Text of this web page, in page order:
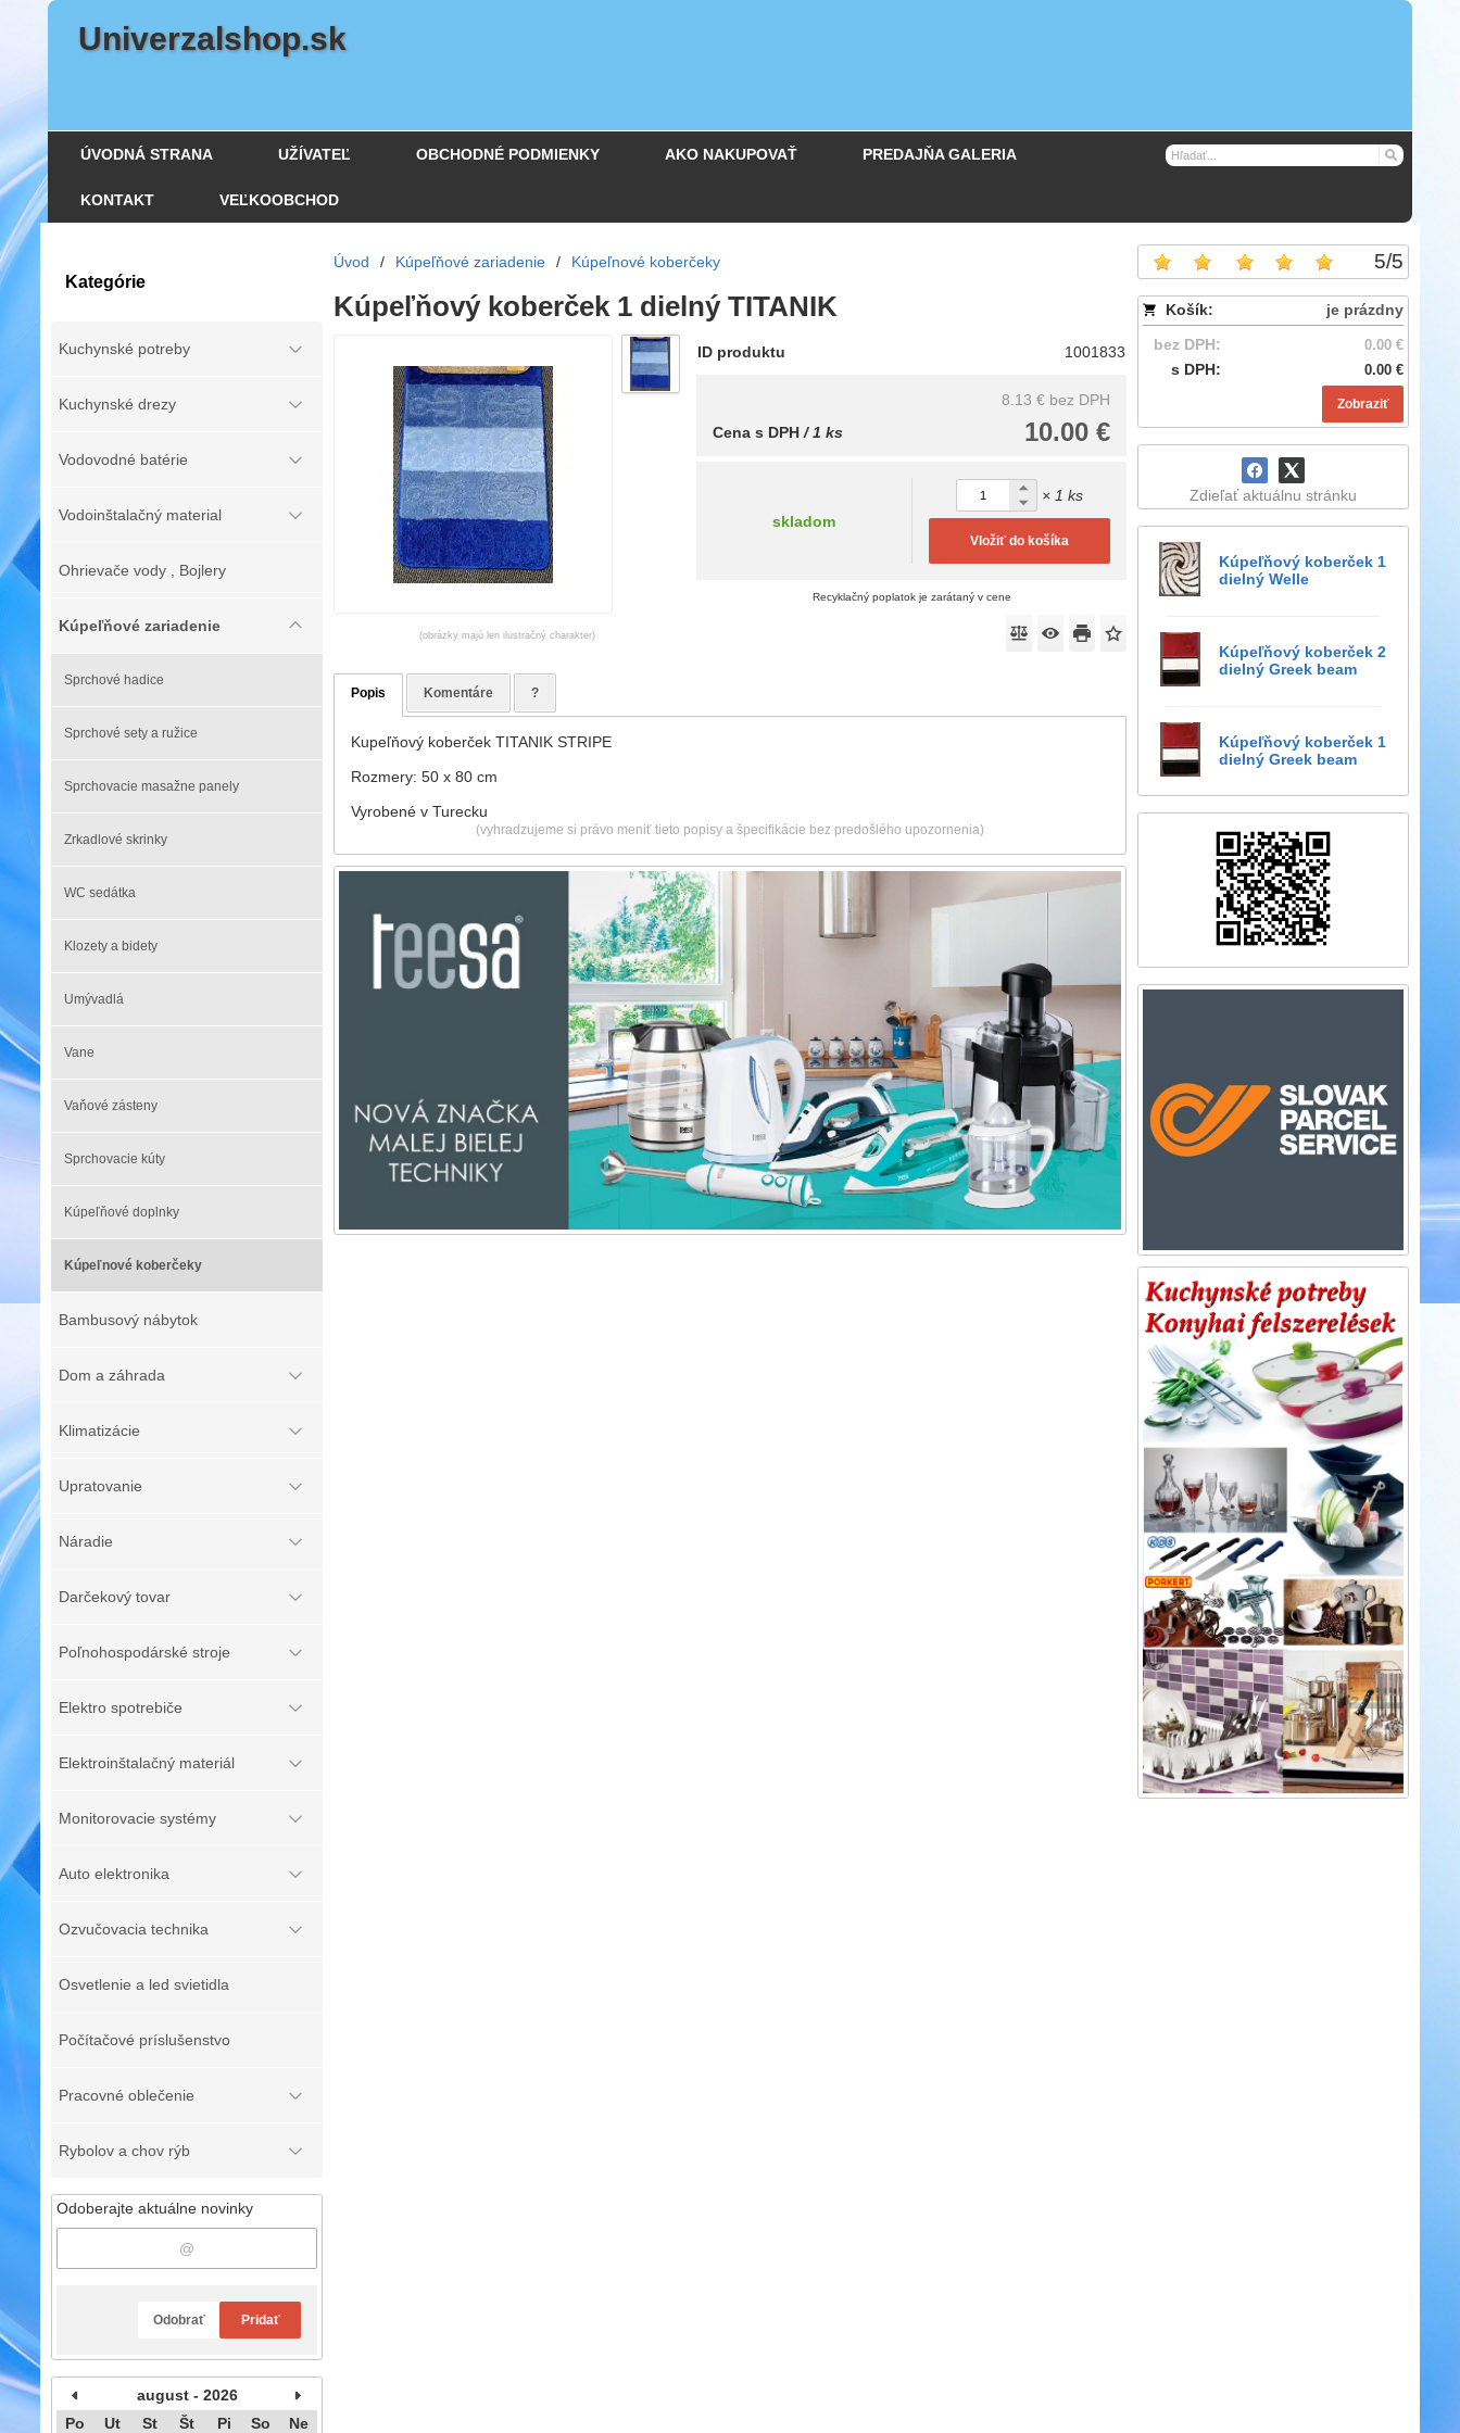
Univerzalshop.sk
ÚVODNÁ STRANA UŽÍVATEĽ OBCHODNÉ PODMIENKY AKO NAKUPOVAŤ PREDAJŇA GALERIA
KONTAKT VEĽKOOBCHOD
Kategórie
Kuchynské potreby
Kuchynské drezy
Vodovodné batérie
Vodoinštalačný material
Ohrievače vody , Bojlery
Kúpeľňové zariadenie
Sprchové hadice
Sprchové sety a ružice
Sprchovacie masažne panely
Zrkadlové skrinky
WC sedátka
Klozety a bidety
Umývadlá
Vane
Vaňové zásteny
Sprchovacie kúty
Kúpeľňové doplnky
Kúpeľnové koberčeky
Bambusový nábytok
Dom a záhrada
Klimatizácie
Upratovanie
Náradie
Darčekový tovar
Poľnohospodárské stroje
Elektro spotrebiče
Elektroinštalačný materiál
Monitorovacie systémy
Auto elektronika
Ozvučovacia technika
Osvetlenie a led svietidla
Počítačové príslušenstvo
Pracovné oblečenie
Rybolov a chov rýb
Odoberajte aktuálne novinky
Odobrať Pridať
august - 2026
Po
Ut St Št Pi So Ne
5/5
Košík:
je prázdny
bez DPH:
0.00 €
s DPH: 0.00 €
Zobraziť
Zdieľať aktuálnu stránku
Kúpeľňový koberček 1
dielný Welle
Kúpeľňový koberček 2
dielný Greek beam
Kúpeľňový koberček 1
dielný Greek beam
Úvod / Kúpeľňové zariadenie / Kúpeľnové koberčeky
Kúpeľňový koberček 1 dielný TITANIK
(obrázky majú len ilustračný charakter)
ID produktu 1001833
8.13 € bez DPH
10.00 €
Cena s DPH / 1 ks
skladom
× 1 ks
Vložiť do košíka
Recyklačný poplatok je zarátaný v cene
Popis Komentáre ?
Kupeľňový koberček TITANIK STRIPE
Rozmery: 50 x 80 cm
Vyrobené v Turecku
(vyhradzujeme si právo meniť tieto popisy a špecifikácie bez predošlého upozornenia)